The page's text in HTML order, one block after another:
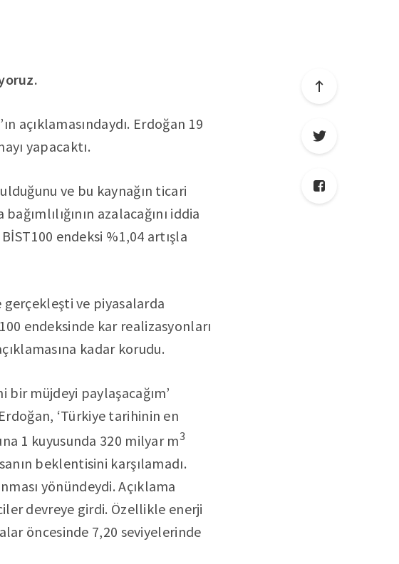
açıklamasındaydı. Erdoğan 19
yapacaktı.
ve bu kaynağın ticari
azalacağını iddia
endeksi %1,04 artışla
ve piyasalarda
endeksinde kar realizasyonları
kadar korudu.
bir müjdeyi paylaşacağım’
‘Türkiye tarihinin en
1 kuyusunda 320 milyar m3
beklentisini karşılamadı.
yönündeydi. Açıklama
devreye girdi. Özellikle enerji
öncesinde 7,20 seviyelerinde